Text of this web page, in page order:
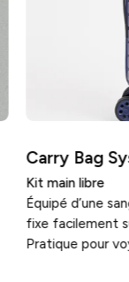
Carry Bag
Kit main libre
Équipé d’une
fixe facilement
Pratique pour